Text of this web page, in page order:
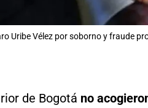
Uribe Vélez por soborno y fraude
de Bogotá no